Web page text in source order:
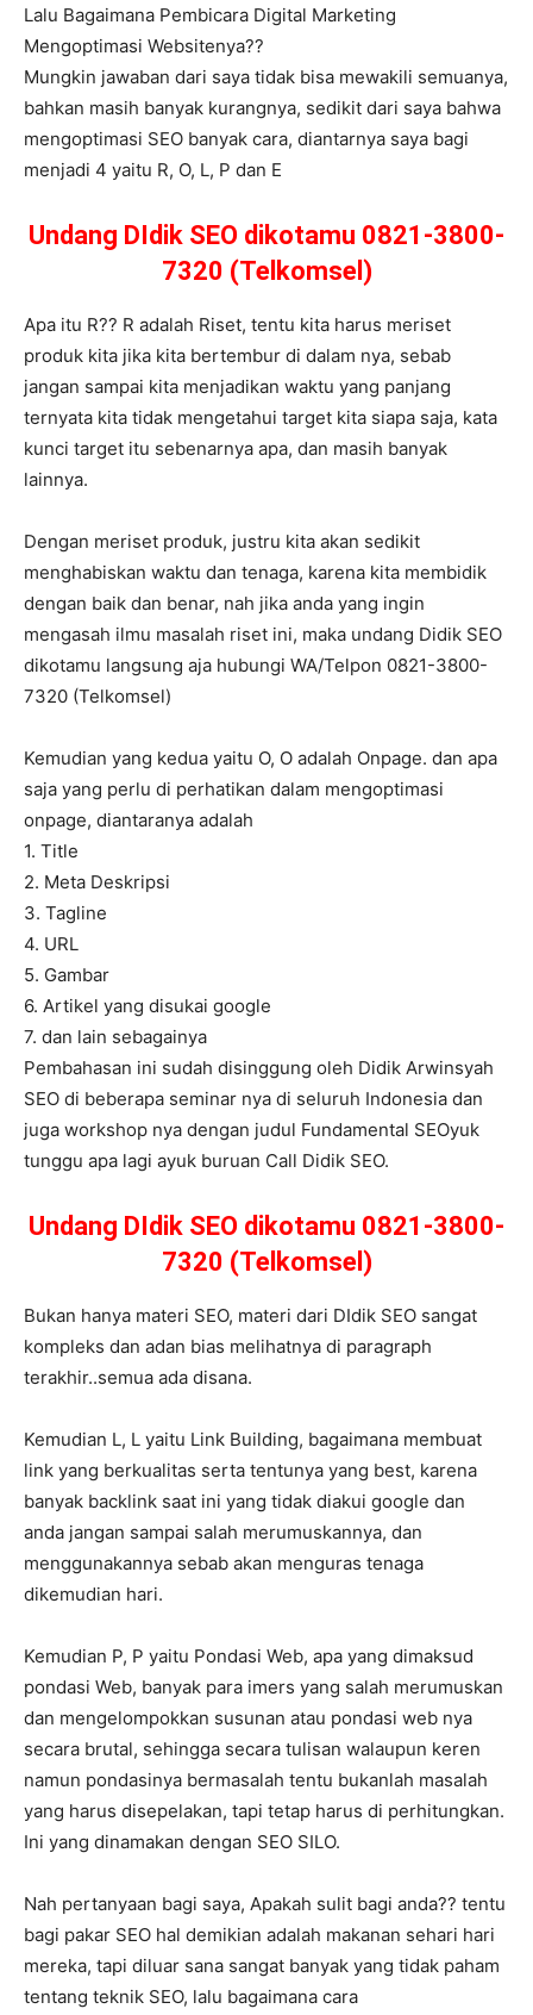
Lalu Bagaimana Pembicara Digital Marketing
Mengoptimasi Websitenya??
Mungkin jawaban dari saya tidak bisa mewakili semuanya,
bahkan masih banyak kurangnya, sedikit dari saya bahwa
mengoptimasi SEO banyak cara, diantarnya saya bagi
menjadi 4 yaitu R, O, L, P dan E
Undang DIdik SEO dikotamu 0821-3800-
7320 (Telkomsel)
Apa itu R?? R adalah Riset, tentu kita harus meriset
produk kita jika kita bertembur di dalam nya, sebab
jangan sampai kita menjadikan waktu yang panjang
ternyata kita tidak mengetahui target kita siapa saja, kata
kunci target itu sebenarnya apa, dan masih banyak
lainnya.
Dengan meriset produk, justru kita akan sedikit
menghabiskan waktu dan tenaga, karena kita membidik
dengan baik dan benar, nah jika anda yang ingin
mengasah ilmu masalah riset ini, maka undang Didik SEO
dikotamu langsung aja hubungi WA/Telpon 0821-3800-
7320 (Telkomsel)
Kemudian yang kedua yaitu O, O adalah Onpage. dan apa
saja yang perlu di perhatikan dalam mengoptimasi
onpage, diantaranya adalah
1. Title
2. Meta Deskripsi
3. Tagline
4. URL
5. Gambar
6. Artikel yang disukai google
7. dan lain sebagainya
Pembahasan ini sudah disinggung oleh Didik Arwinsyah
SEO di beberapa seminar nya di seluruh Indonesia dan
juga workshop nya dengan judul Fundamental SEOyuk
tunggu apa lagi ayuk buruan Call Didik SEO.
Undang DIdik SEO dikotamu 0821-3800-
7320 (Telkomsel)
Bukan hanya materi SEO, materi dari DIdik SEO sangat
kompleks dan adan bias melihatnya di paragraph
terakhir..semua ada disana.
Kemudian L, L yaitu Link Building, bagaimana membuat
link yang berkualitas serta tentunya yang best, karena
banyak backlink saat ini yang tidak diakui google dan
anda jangan sampai salah merumuskannya, dan
menggunakannya sebab akan menguras tenaga
dikemudian hari.
Kemudian P, P yaitu Pondasi Web, apa yang dimaksud
pondasi Web, banyak para imers yang salah merumuskan
dan mengelompokkan susunan atau pondasi web nya
secara brutal, sehingga secara tulisan walaupun keren
namun pondasinya bermasalah tentu bukanlah masalah
yang harus disepelakan, tapi tetap harus di perhitungkan.
Ini yang dinamakan dengan SEO SILO.
Nah pertanyaan bagi saya, Apakah sulit bagi anda?? tentu
bagi pakar SEO hal demikian adalah makanan sehari hari
mereka, tapi diluar sana sangat banyak yang tidak paham
tentang teknik SEO, lalu bagaimana cara